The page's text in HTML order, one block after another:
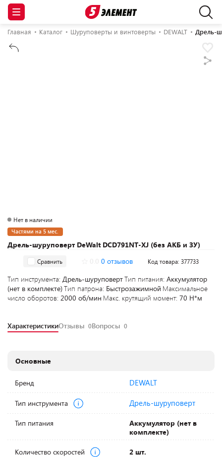
Главная Каталог Шуруповерты и винтоверты DEWALT Дрель-
Дрель-шуруповерт DeWalt DCD791NT-XJ (без АКБ и ЗУ)
Нет в наличии
Частями на 5 мес.
Сравнить 0 отзывов Код товара: 377733
Тип инструмента: Дрель-шуруповертТип питания: Аккумулятор
(нет в комплекте)Тип патрона: Быстрозажимной Максимальное
число оборотов: 2000 об/мин Макс. крутящий момент: 70 Н*м
ХарактеристикиОтзывы 0Вопросы 0
Основные
Бренд DEWALT
Тип инструмента Дрель-шуруповерт
Тип питания
Аккумулятор (нет в
комплекте)
Количество скоростей 2 шт.